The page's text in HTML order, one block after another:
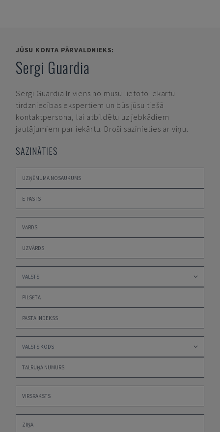
JŪSU KONTA PĀRVALDNIEKS:
Sergi Guardia
Sergi Guardia Ir viens no mūsu lietoto iekārtu
tirdzniecības ekspertiem un būs jūsu tiešā
kontaktpersona, lai atbildētu uz jebkādiem
jautājumiem par iekārtu. Droši sazinieties ar viņu.
SAZINĀTIES